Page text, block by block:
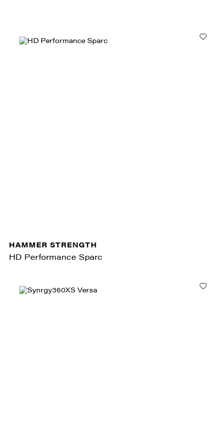
HAMMER STRENGTH
HD Performance Sparc